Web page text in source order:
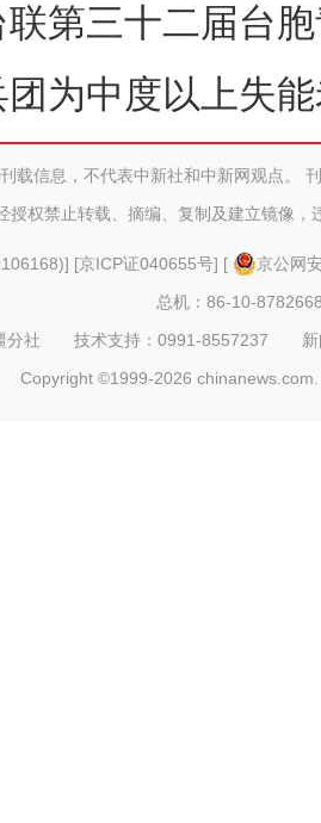
联第三十二届台
团为中度以上失
载信息，不代表中新社和中新网观点。
授权禁止转载、摘编、复制及建立镜像，
] [京ICP证040655号] [
京公网
总机：86-10-
疆分社 技术支持：0991-8557237
Copyright ©1999-2026